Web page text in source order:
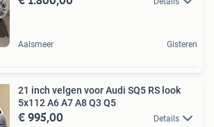
Aalsmeer Gisteren
21 inch velgen voor Audi SQ5 RS look
5x112 A6 A7 A8 Q3 Q5
€ 995,00 Details